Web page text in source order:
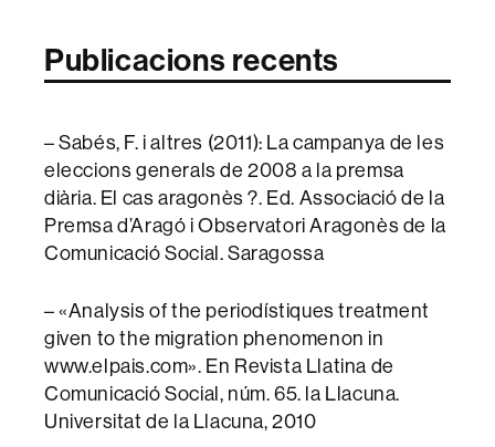
Publicacions recents
– Sabés, F. i altres (2011): La campanya de les
eleccions generals de 2008 a la premsa
diària. El cas aragonès ?. Ed. Associació de la
Premsa d’Aragó i Observatori Aragonès de la
Comunicació Social. Saragossa
– «Analysis of the periodístiques treatment
given to the migration phenomenon in
www.elpais.com». En Revista Llatina de
Comunicació Social, núm. 65. la Llacuna.
Universitat de la Llacuna, 2010